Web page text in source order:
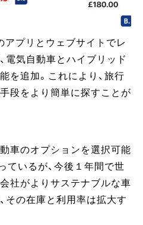
アプリとウェブサイトでレ
電気自動車とハイブリッド
を追加。これにより、旅行
段をより簡単に探すことが
車のオプションを選択可能
ているが、今後１年間で世
社がよりサステナブルな車
その在庫と利用率は拡大す